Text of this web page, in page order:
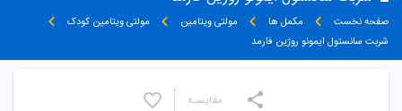
صفحه نخست مکمل ها مولتی ویتامین
مولتی ویتامین کودک
شربت سانستول ایمونو روژین فارمد
مقایسـه